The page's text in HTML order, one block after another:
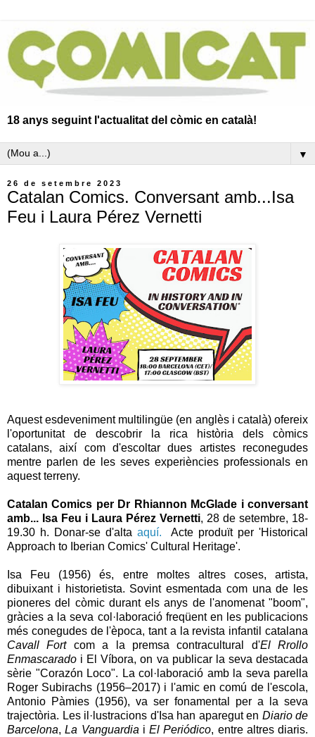
18 anys seguint l'actualitat del còmic en català!
▼
26 de setembre 2023
Catalan Comics. Conversant amb...Isa
Feu i Laura Pérez Vernetti
Aquest esdeveniment multilingüe (en anglès i català) ofereix
l'oportunitat de descobrir la rica història dels còmics
catalans, així com d'escoltar dues artistes reconegudes
mentre parlen de les seves experiències professionals en
aquest terreny.
Catalan Comics per Dr Rhiannon McGlade i conversant
amb... Isa Feu i Laura Pérez Vernetti, 28 de setembre, 18-
19.30 h. Donar-se d'alta aquí. Acte produït per 'Historical
Approach to Iberian Comics' Cultural Heritage'.
Isa Feu (1956) és, entre moltes altres coses, artista,
dibuixant i historietista. Sovint esmentada com una de les
pioneres del còmic durant els anys de l'anomenat "boom",
gràcies a la seva col·laboració freqüent en les publicacions
més conegudes de l'època, tant a la revista infantil catalana
Cavall Fortcom a la premsa contracultural d'El Rrollo
Enmascarado i ElVíbora, on va publicar la seva destacada
sèrie "Corazón Loco". La col·laboració amb la seva parella
Roger Subirachs (1956–2017) i l'amic en comú de l'escola,
Antonio Pàmies (1956), va ser fonamental per a la seva
trajectòria. Les il·lustracions d'Isa han aparegut en Diariode
Barcelona,La Vanguardia i El Periódico, entre altres diaris.